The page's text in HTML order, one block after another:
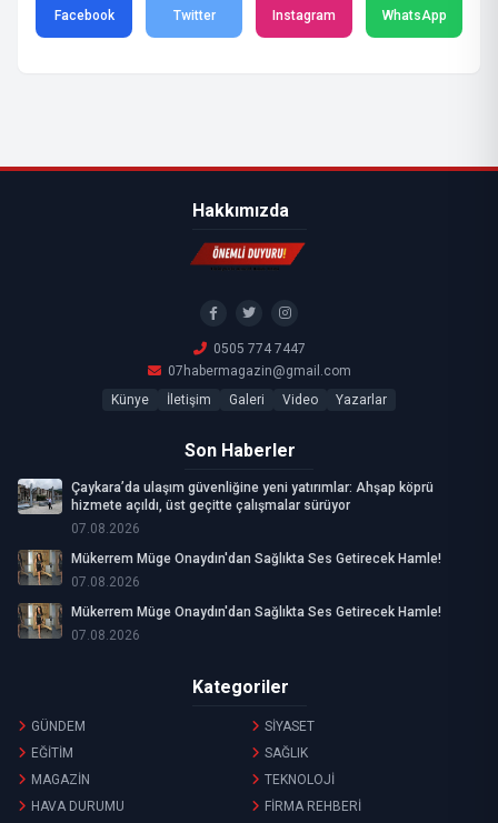
Facebook Twitter Instagram WhatsApp
Hakkımızda
0505 774 7447
07habermagazin@gmail.com
Künye
İletişim Galeri Video Yazarlar
Son Haberler
Çaykara’da ulaşım güvenliğine yeni yatırımlar: Ahşap köprü
hizmete açıldı, üst geçitte çalışmalar sürüyor
07.08.2026
Mükerrem Müge Onaydın'dan Sağlıkta Ses Getirecek Hamle!
07.08.2026
Mükerrem Müge Onaydın'dan Sağlıkta Ses Getirecek Hamle!
07.08.2026
Kategoriler
GÜNDEM
SİYASET
EĞİTİM
SAĞLIK
MAGAZİN
TEKNOLOJİ
HAVA DURUMU
FİRMA REHBERİ